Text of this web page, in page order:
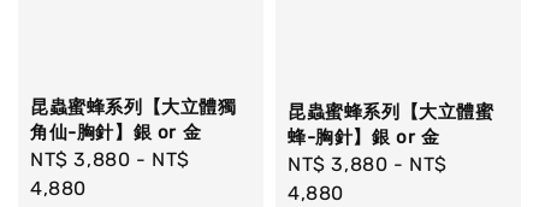
昆蟲蜜蜂系列【大立體獨
角仙-胸針】銀 or 金
Regular
price
NT$ 3,880 - NT$
4,880
昆蟲蜜蜂系列【大立體蜜
蜂-胸針】銀 or 金
Regular
price
NT$ 3,880 - NT$
4,880